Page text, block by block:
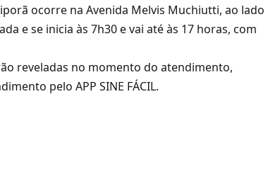
ocorre na Avenida Melvis Muchiutti, ao lado
e se inicia às 7h30 e vai até às 17 horas, com
reveladas no momento do atendimento,
pelo APP SINE FÁCIL.